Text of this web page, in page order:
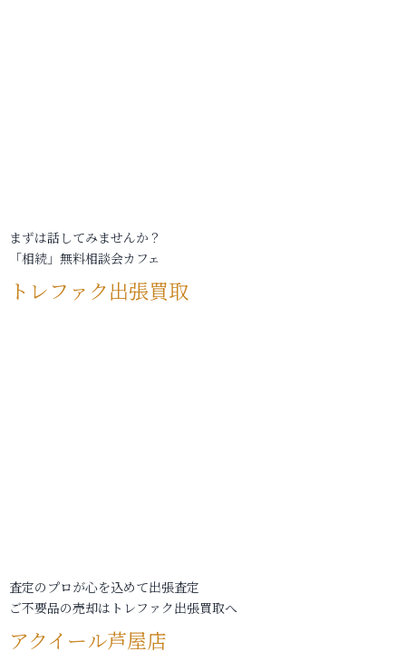
まずは話してみませんか？
「相続」無料相談会カフェ
トレファク出張買取
査定のプロが心を込めて出張査定
ご不要品の売却はトレファク出張買取へ
アクイール芦屋店